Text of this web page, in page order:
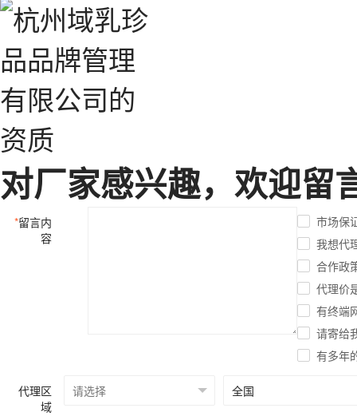
对厂家感兴趣，欢迎留
*留言内
容
市场保
我想代
合作政
代理价
有终端
请寄给
有多年
代理区
域